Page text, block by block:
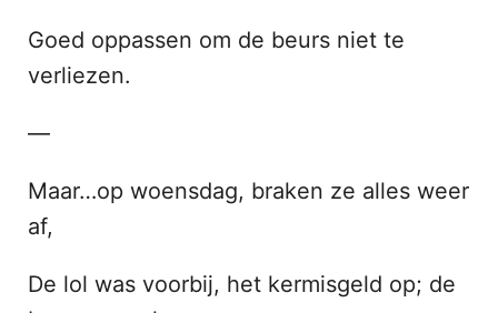
Goed oppassen om de beurs niet te
verliezen.
—
Maar…op woensdag, braken ze alles weer
af,
De lol was voorbij, het kermisgeld op; de